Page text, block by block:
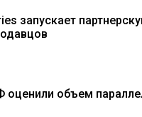
запускает
оценили объем